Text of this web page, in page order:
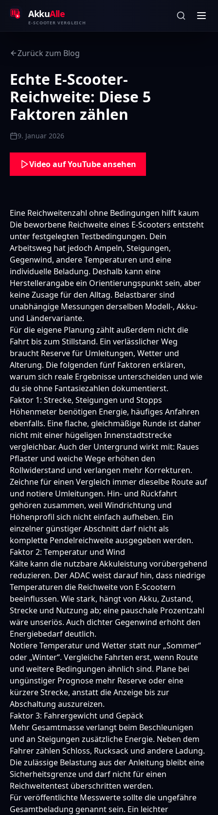
AkkuAlle
E-SCOOTER VERGLEICH
Zurück zum Blog
Echte E-Scooter-
Reichweite: Diese 5
Faktoren zählen
9. Januar 2026
Video auf YouTube ansehen
Eine Reichweitenzahl ohne Bedingungen hilft kaum
Die beworbene Reichweite eines E-Scooters entsteht
unter festgelegten Testbedingungen. Dein
Arbeitsweg hat jedoch Ampeln, Steigungen,
Gegenwind, andere Temperaturen und eine
individuelle Beladung. Deshalb kann eine
Herstellerangabe ein Orientierungspunkt sein, aber
keine Zusage für den Alltag. Belastbarer sind
unabhängige Messungen derselben Modell-, Akku-
und Ländervariante.
Für die eigene Planung zählt außerdem nicht die
Fahrt bis zum Stillstand. Ein verlässlicher Weg
braucht Reserve für Umleitungen, Wetter und
Alterung. Die folgenden fünf Faktoren erklären,
warum sich reale Ergebnisse unterscheiden und wie
du sie ohne Fantasiezahlen dokumentierst.
Faktor 1: Strecke, Steigungen und Stopps
Höhenmeter benötigen Energie, häufiges Anfahren
ebenfalls. Eine flache, gleichmäßige Runde ist daher
nicht mit einer hügeligen Innenstadtstrecke
vergleichbar. Auch der Untergrund wirkt mit: Raues
Pflaster und weiche Wege erhöhen den
Rollwiderstand und verlangen mehr Korrekturen.
Zeichne für einen Vergleich immer dieselbe Route auf
und notiere Umleitungen. Hin- und Rückfahrt
gehören zusammen, weil Windrichtung und
Höhenprofil sich nicht einfach aufheben. Ein
einzelner günstiger Abschnitt darf nicht als
komplette Pendelreichweite ausgegeben werden.
Faktor 2: Temperatur und Wind
Kälte kann die nutzbare Akkuleistung vorübergehend
reduzieren. Der ADAC weist darauf hin, dass niedrige
Temperaturen die Reichweite von E-Scootern
beeinflussen. Wie stark, hängt von Akku, Zustand,
Strecke und Nutzung ab; eine pauschale Prozentzahl
wäre unseriös. Auch dichter Gegenwind erhöht den
Energiebedarf deutlich.
Notiere Temperatur und Wetter statt nur „Sommer“
oder „Winter“. Vergleiche Fahrten erst, wenn Route
und weitere Bedingungen ähnlich sind. Plane bei
ungünstiger Prognose mehr Reserve oder eine
kürzere Strecke, anstatt die Anzeige bis zur
Abschaltung auszureizen.
Faktor 3: Fahrergewicht und Gepäck
Mehr Gesamtmasse verlangt beim Beschleunigen
und an Steigungen zusätzliche Energie. Neben dem
Fahrer zählen Schloss, Rucksack und andere Ladung.
Die zulässige Belastung aus der Anleitung bleibt eine
Sicherheitsgrenze und darf nicht für einen
Reichweitentest überschritten werden.
Für veröffentlichte Messwerte sollte die ungefähre
Gesamtbeladung genannt sein. Ein leichter